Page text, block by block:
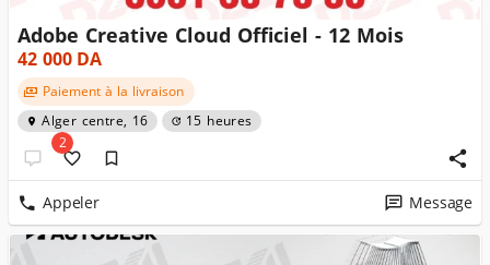
Adobe Creative Cloud Officiel - 12 Mois
42 000DA
Paiement à la livraison
Alger centre, 16
15 heures
2
Appeler Message